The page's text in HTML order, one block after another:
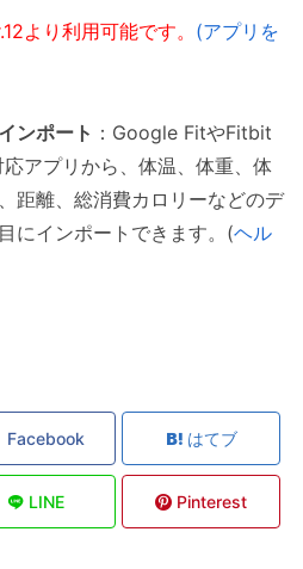
より利用可能です。 (アプリを
ンポート ：Google FitやFitbit
アプリから、体温、体重、体
距離、総消費カロリーなどのデ
にインポートできます。(ヘル
Facebook はてブ
LINE Pinterest